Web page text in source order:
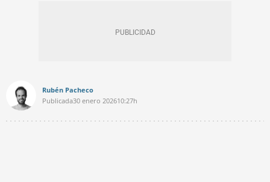
Rubén Pacheco
Publicada30 enero 202610:27h